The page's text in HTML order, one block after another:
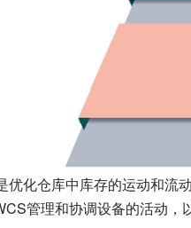
优化仓库中库存的运动和流
管理和协调设备的活动，